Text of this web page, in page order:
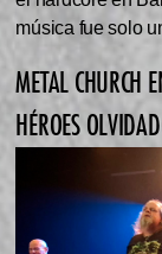
música fue solo
METAL CHURCH
HÉROES